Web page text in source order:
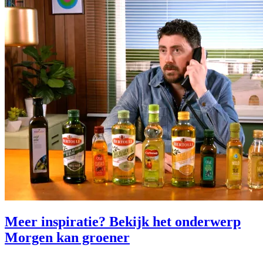
Meer inspiratie? Bekijk het onderwerp
Morgen kan groener